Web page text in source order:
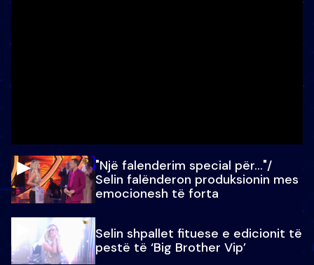
"Një falenderim special për…"/
Selin falënderon produksionin mes
emocionesh të forta
Selin shpallet fituese e edicionit të
pestë të ‘Big Brother Vip’